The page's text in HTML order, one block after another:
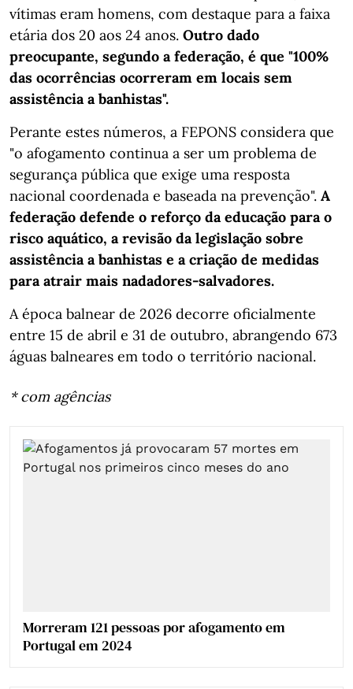
vítimas eram homens, com destaque para a faixa
etária dos 20 aos 24 anos. Outro dado
preocupante, segundo a federação, é que "100%
das ocorrências ocorreram em locais sem
assistência a banhistas".
Perante estes números, a FEPONS considera que
"o afogamento continua a ser um problema de
segurança pública que exige uma resposta
nacional coordenada e baseada na prevenção". A
federação defende o reforço da educação para o
risco aquático, a revisão da legislação sobre
assistência a banhistas e a criação de medidas
para atrair mais nadadores-salvadores.
A época balnear de 2026 decorre oficialmente
entre 15 de abril e 31 de outubro, abrangendo 673
águas balneares em todo o território nacional.
* com agências
Morreram 121 pessoas por afogamento em
Portugal em 2024